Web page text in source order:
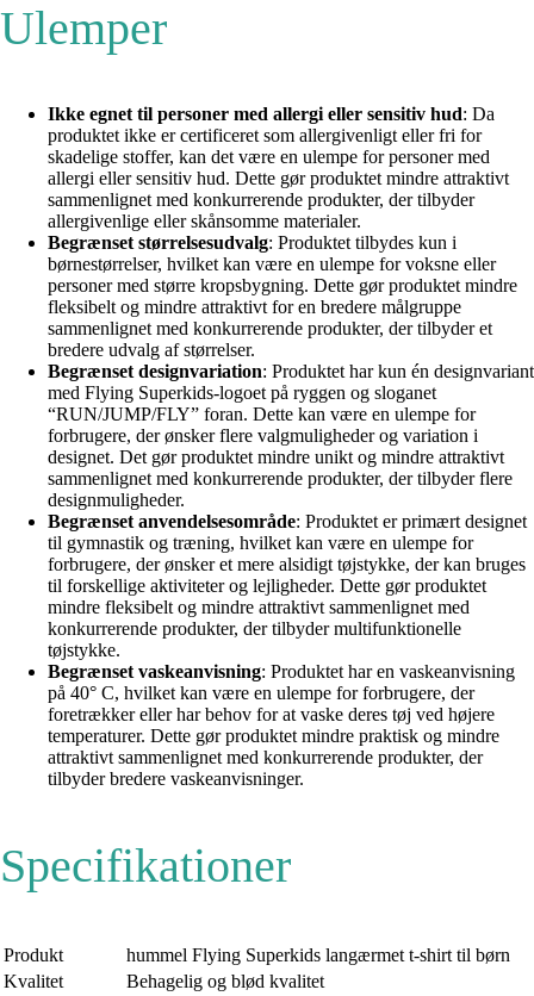
Ulemper
Ikke egnet til personer med allergi eller sensitiv hud: Da
produktet ikke er certificeret som allergivenligt eller fri for
skadelige stoffer, kan det være en ulempe for personer med
allergi eller sensitiv hud. Dette gør produktet mindre attraktivt
sammenlignet med konkurrerende produkter, der tilbyder
allergivenlige eller skånsomme materialer.
Begrænset størrelsesudvalg: Produktet tilbydes kun i
børnestørrelser, hvilket kan være en ulempe for voksne eller
personer med større kropsbygning. Dette gør produktet mindre
fleksibelt og mindre attraktivt for en bredere målgruppe
sammenlignet med konkurrerende produkter, der tilbyder et
bredere udvalg af størrelser.
Begrænset designvariation: Produktet har kun én designvariant
med Flying Superkids-logoet på ryggen og sloganet
“RUN/JUMP/FLY” foran. Dette kan være en ulempe for
forbrugere, der ønsker flere valgmuligheder og variation i
designet. Det gør produktet mindre unikt og mindre attraktivt
sammenlignet med konkurrerende produkter, der tilbyder flere
designmuligheder.
Begrænset anvendelsesområde: Produktet er primært designet
til gymnastik og træning, hvilket kan være en ulempe for
forbrugere, der ønsker et mere alsidigt tøjstykke, der kan bruges
til forskellige aktiviteter og lejligheder. Dette gør produktet
mindre fleksibelt og mindre attraktivt sammenlignet med
konkurrerende produkter, der tilbyder multifunktionelle
tøjstykke.
Begrænset vaskeanvisning: Produktet har en vaskeanvisning
på 40° C, hvilket kan være en ulempe for forbrugere, der
foretrækker eller har behov for at vaske deres tøj ved højere
temperaturer. Dette gør produktet mindre praktisk og mindre
attraktivt sammenlignet med konkurrerende produkter, der
tilbyder bredere vaskeanvisninger.
Specifikationer
Produkt
hummel Flying Superkids langærmet t-shirt til børn
Kvalitet
Behagelig og blød kvalitet